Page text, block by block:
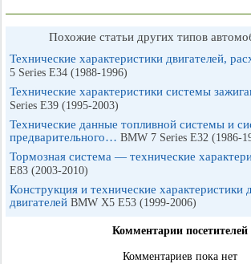
Похожие статьи других типов
Технические характеристики двигателей,
5 Series E34 (1988-1996)
Технические характеристики системы
Series E39 (1995-2003)
Технические данные топливной системы и
предварительного… BMW 7 Series E32 (1986-
Тормозная система — технические
E83 (2003-2010)
Конструкция и технические характеристики
двигателей BMW X5 E53 (1999-2006)
Комментарии посетителей
Комментариев пока нет